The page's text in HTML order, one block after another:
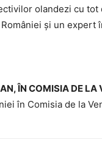
olandezi cu tot
și un
ÎN COMISIA DE LA
în Comisia de la